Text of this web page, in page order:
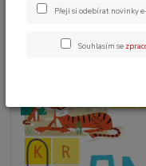
Přeji si odebírat novinky
Souhlasím se